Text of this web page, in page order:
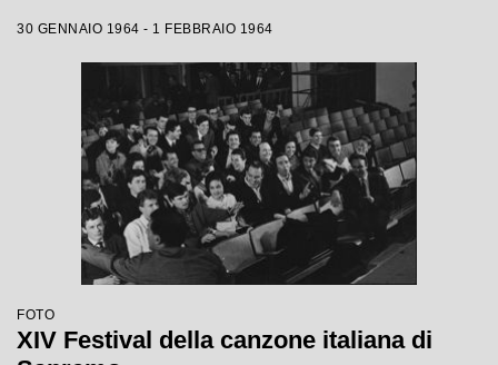
30 GENNAIO 1964 - 1 FEBBRAIO 1964
FOTO
XIV Festival della canzone italiana di